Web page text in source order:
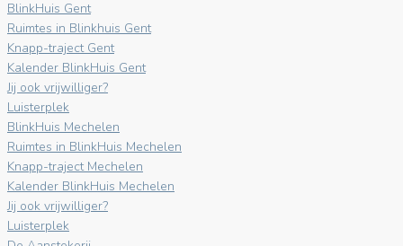
BlinkHuis Gent
Ruimtes in Blinkhuis Gent
Knapp-traject Gent
Kalender BlinkHuis Gent
Jij ook vrijwilliger?
Luisterplek
BlinkHuis Mechelen
Ruimtes in BlinkHuis Mechelen
Knapp-traject Mechelen
Kalender BlinkHuis Mechelen
Jij ook vrijwilliger?
Luisterplek